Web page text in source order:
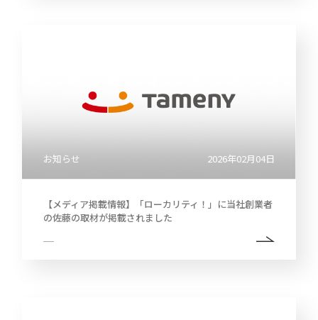
お知らせ 2026年02月04日
【メディア掲載情報】「ローカリティ！」に当社創業者
の佐藤の取材が掲載されました